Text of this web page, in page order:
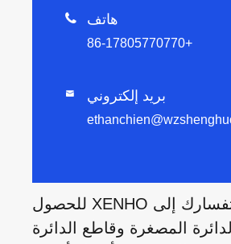
 هاتف
+86-17805770770
 بريد إلكتروني
أرسل استفسارك إلى XENHO للحصول
المصغرة وقاطع الدائرة